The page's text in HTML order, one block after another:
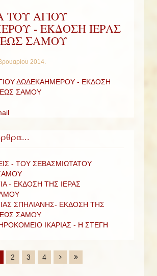
ΑΓΙΟΥ
- ΕΚΔΟΣΗ ΙΕΡΑΣ
ΣΑΜΟΥ
2014.
ΔΩΔΕΚΑΗΜΕΡΟΥ - ΕΚΔΟΣΗ
ΣΑΜΟΥ
- ΤΟΥ ΣΕΒΑΣΜΙΩΤΑΤΟΥ
- ΕΚΔΟΣΗ ΤΗΣ ΙΕΡΑΣ
ΣΠΗΛΙΑΝΗΣ- ΕΚΔΟΣΗ ΤΗΣ
ΣΑΜΟΥ
ΙΚΑΡΙΑΣ - Η ΣΤΕΓΗ
2 3 4